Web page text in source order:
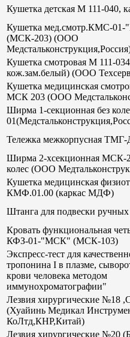
Кушетка детская М 111-040,
Кушетка мед.смотр.КМС-
(МСК-203) (ООО
Кушетка смотровая М 111-
кож.зам.белый) (ООО
Кушетка медицинская
МСК 203 (ООО
Ширма 1-секционная без
Тележка межкорпусная ТМГ-
Ширма 2-хсекционная МСК-
колес (ООО
Кушетка медицинская
КМФ.01.00 (каркас МДФ)
Штанга для подвески
Кровать функциональная
КФЗ-01-"МСК" (МСК-103)
Экспресс-тест для
тропонина I в плазме,
крови человека методом
иммунохроматографии"
Лезвия хирургические №18
(Хуайинь Медикал
КоЛтд,КНР,Китай)
Лезвия хирургические №20